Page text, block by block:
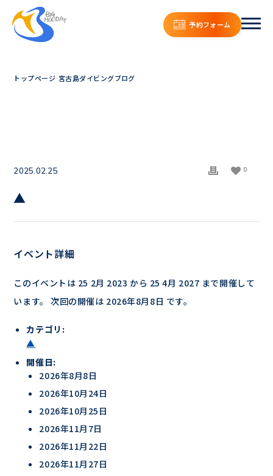
予約フォーム
トップページ 宮古島ダイビングブログ
2025.02.25 0
▲
イベント詳細
このイベントは 25 2月 2023 から 25 4月 2027 まで開催して
います。 次回の開催は 2026年8月8日 です。
カテゴリ:
▲
開催日:
2026年8月8日
2026年10月24日
2026年10月25日
2026年11月7日
2026年11月22日
2026年11月27日